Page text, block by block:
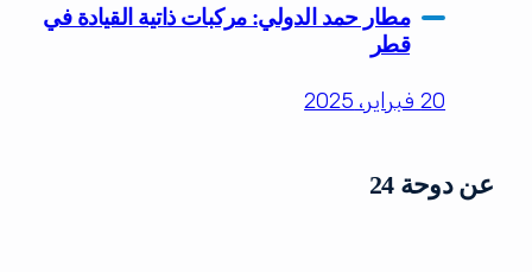
مطار حمد الدولي: مركبات ذاتية القيادة في
قطر
20 فبراير، 2025
عن دوحة 24